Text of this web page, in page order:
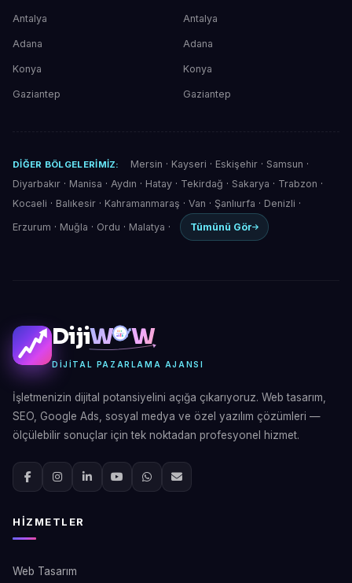
Antalya
Adana
Konya
Gaziantep
Antalya
Adana
Konya
Gaziantep
DIĞER BÖLGELERIMIZ: Mersin · Kayseri · Eskişehir· Samsun ·
Diyarbakır · Manisa · Aydın · Hatay · Tekirdağ · Sakarya · Trabzon ·
Kocaeli · Balıkesir · Kahramanmaraş · Van · Şanlıurfa · Denizli ·
Erzurum · Muğla · Ordu · Malatya · Tümünü Gör
DijiW W
DIJITAL PAZARLAMA AJANSI
İşletmenizin dijital potansiyelini açığa çıkarıyoruz. Web tasarım,
SEO, Google Ads, sosyal medya ve özel yazılım çözümleri —
ölçülebilir sonuçlar için tek noktadan profesyonel hizmet.
HIZMETLER
Web Tasarım